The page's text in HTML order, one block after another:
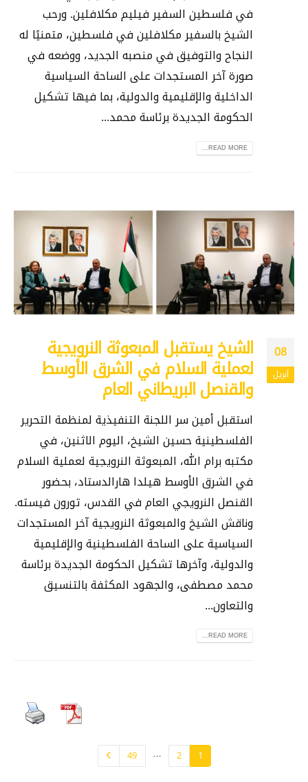
في فلسطين السفير فيليم مكلافلين. ورحب
الشيخ بالسفير مكلافلين في فلسطين، متمنيًا له
النجاح والتوفيق في منصبه الجديد، ووضعه في
صورة آخر المستجدات على الساحة السياسية
الداخلية والإقليمية والدولية، بما فيها تشكيل
الحكومة الجديدة برئاسة محمد...
READ MORE...
08
أبريل
الشيخ يستقبل المبعوثة النرويجية
لعملية السلام في الشرق الأوسط
والقنصل البريطاني العام
استقبل أمين سر اللجنة التنفيذية لمنظمة التحرير
الفلسطينية حسين الشيخ، اليوم الاثنين، في
مكتبه برام الله، المبعوثة النرويجية لعملية السلام
في الشرق الأوسط هيلدا هارالدستاد، بحضور
القنصل النرويجي العام في القدس، تورون فيسته.
وناقش الشيخ والمبعوثة النرويجية آخر المستجدات
السياسية على الساحة الفلسطينية والإقليمية
والدولية، وآخرها تشكيل الحكومة الجديدة برئاسة
محمد مصطفى، والجهود المكثفة بالتنسيق
والتعاون...
READ MORE...
1
2
…
49